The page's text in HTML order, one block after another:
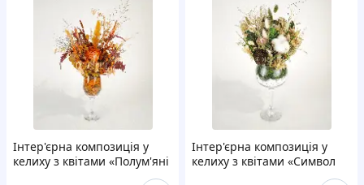
Інтер'єрна композиція у
келиху з квітами «Полум'яні
Інтер'єрна композиція у
келиху з квітами «Символ